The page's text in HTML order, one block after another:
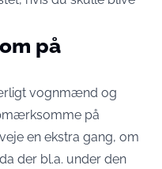
på
vognmænd og
på
en ekstra gang, om
der bl.a. under den